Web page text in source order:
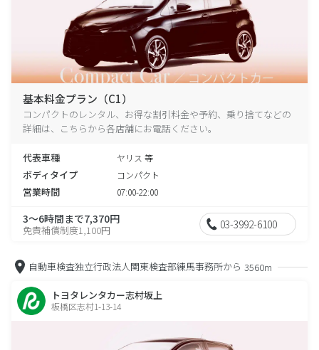
基本料金プラン（C1）
コンパクトのレンタル、お得な割引料金や予約、乗り捨てなどの
詳細は、こちらから各店舗にお電話ください。
代表車種 ヤリス 等
ボディタイプ コンパクト
営業時間 07:00-22:00
3～6時間まで7,370円
免責補償制度1,100円 03-3992-6100
自動車検査独立行政法人関東検査部練馬事務所から 3560m
トヨタレンタカー志村坂上
板橋区志村1-13-14